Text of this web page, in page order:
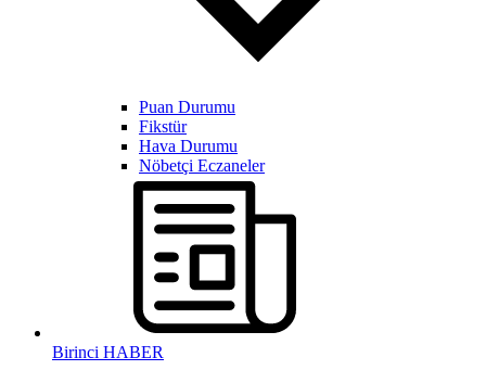
Puan Durumu
Fikstür
Hava Durumu
Nöbetçi Eczaneler
Birinci HABER